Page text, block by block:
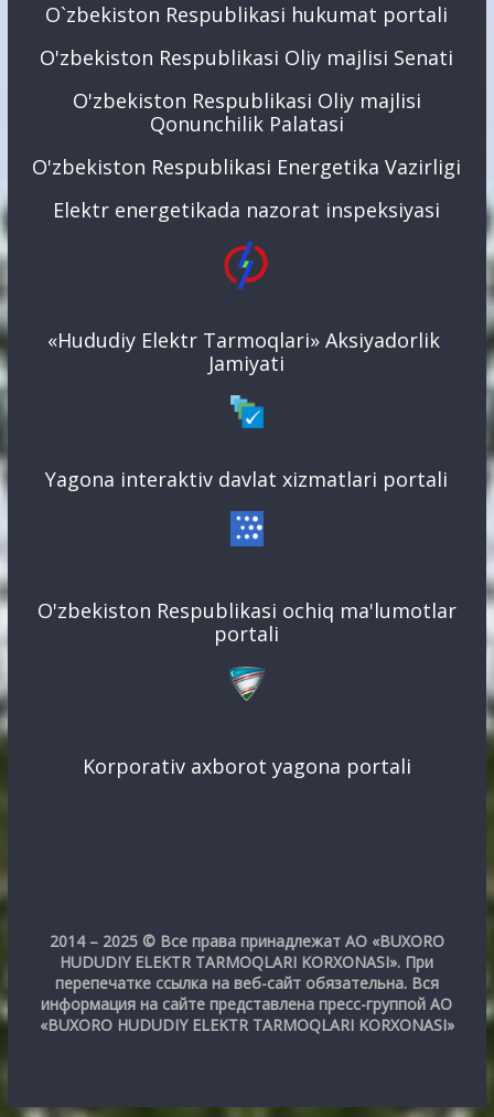
O`zbekiston Respublikasi hukumat portali
O'zbekiston Respublikasi Oliy majlisi Senati
O'zbekiston Respublikasi Oliy majlisi
Qonunchilik Palatasi
O'zbekiston Respublikasi Energetika Vazirligi
Elektr energetikada nazorat inspeksiyasi
«Hududiy Elektr Tarmoqlari» Aksiyadorlik
Jamiyati
Yagona interaktiv davlat xizmatlari portali
O'zbekiston Respublikasi ochiq ma'lumotlar
portali
Korporativ axborot yagona portali
2014 – 2025 © Все права принадлежат АО «BUXORO
HUDUDIY ELEKTR TARMOQLARI KORXONASI». При
перепечатке ссылка на веб-сайт обязательна. Вся
информация на сайте представлена пресс-группой АО
«BUXORO HUDUDIY ELEKTR TARMOQLARI KORXONASI»